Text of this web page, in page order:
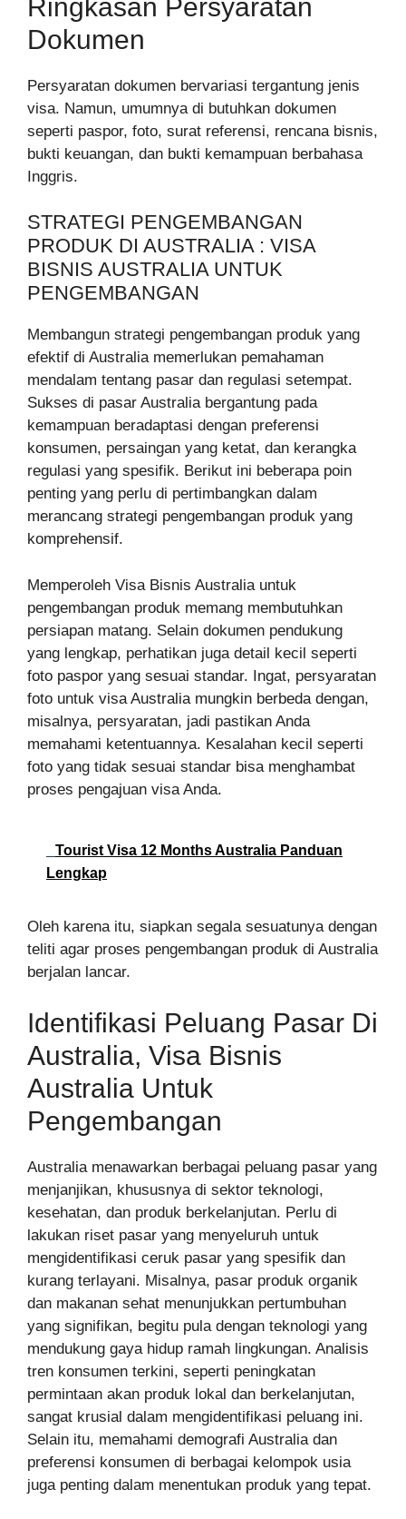
Ringkasan Persyaratan
Dokumen
Persyaratan dokumen bervariasi tergantung jenis
visa. Namun, umumnya di butuhkan dokumen
seperti paspor, foto, surat referensi, rencana bisnis,
bukti keuangan, dan bukti kemampuan berbahasa
Inggris.
STRATEGI PENGEMBANGAN
PRODUK DI AUSTRALIA : VISA
BISNIS AUSTRALIA UNTUK
PENGEMBANGAN
Membangun strategi pengembangan produk yang
efektif di Australia memerlukan pemahaman
mendalam tentang pasar dan regulasi setempat.
Sukses di pasar Australia bergantung pada
kemampuan beradaptasi dengan preferensi
konsumen, persaingan yang ketat, dan kerangka
regulasi yang spesifik. Berikut ini beberapa poin
penting yang perlu di pertimbangkan dalam
merancang strategi pengembangan produk yang
komprehensif.
Memperoleh Visa Bisnis Australia untuk
pengembangan produk memang membutuhkan
persiapan matang. Selain dokumen pendukung
yang lengkap, perhatikan juga detail kecil seperti
foto paspor yang sesuai standar. Ingat, persyaratan
foto untuk visa Australia mungkin berbeda dengan,
misalnya, persyaratan, jadi pastikan Anda
memahami ketentuannya. Kesalahan kecil seperti
foto yang tidak sesuai standar bisa menghambat
proses pengajuan visa Anda.
Tourist Visa 12 Months Australia Panduan
Lengkap
Oleh karena itu, siapkan segala sesuatunya dengan
teliti agar proses pengembangan produk di Australia
berjalan lancar.
Identifikasi Peluang Pasar Di
Australia, Visa Bisnis
Australia Untuk
Pengembangan
Australia menawarkan berbagai peluang pasar yang
menjanjikan, khususnya di sektor teknologi,
kesehatan, dan produk berkelanjutan. Perlu di
lakukan riset pasar yang menyeluruh untuk
mengidentifikasi ceruk pasar yang spesifik dan
kurang terlayani. Misalnya, pasar produk organik
dan makanan sehat menunjukkan pertumbuhan
yang signifikan, begitu pula dengan teknologi yang
mendukung gaya hidup ramah lingkungan. Analisis
tren konsumen terkini, seperti peningkatan
permintaan akan produk lokal dan berkelanjutan,
sangat krusial dalam mengidentifikasi peluang ini.
Selain itu, memahami demografi Australia dan
preferensi konsumen di berbagai kelompok usia
juga penting dalam menentukan produk yang tepat.